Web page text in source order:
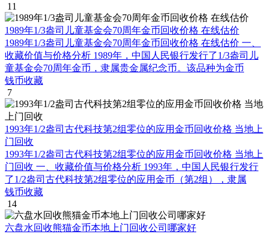
11
1989年1/3盎司儿童基金会70周年金币回收价格 在线估价
1989年1/3盎司儿童基金会70周年金币回收价格 在线估价 一、
收藏价值与价格分析 1989年，中国人民银行发行了1/3盎司儿
童基金会70周年金币，隶属贵金属纪念币。该品种为金币
钱币收藏
7
1993年1/2盎司古代科技第2组零位的应用金币回收价格 当地上
门回收
1993年1/2盎司古代科技第2组零位的应用金币回收价格 当地上
门回收 一、收藏价值与价格分析 1993年，中国人民银行发行
了1/2盎司古代科技第2组零位的应用金币（第2组），隶属
钱币收藏
14
六盘水回收熊猫金币本地上门回收公司哪家好